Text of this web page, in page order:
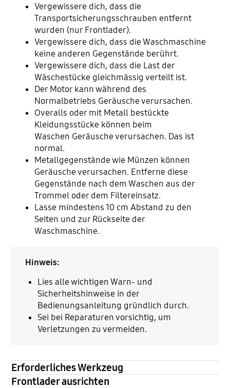
Vergewissere dich, dass die
Transportsicherungsschrauben entfernt
wurden (nur Frontlader).
Vergewissere dich, dass die Waschmaschine
keine anderen Gegenstände berührt.
Vergewissere dich, dass die Last der
Wäschestücke gleichmässig verteilt ist.
Der Motor kann während des
Normalbetriebs Geräusche verursachen.
Overalls oder mit Metall bestückte
Kleidungsstücke können beim
Waschen Geräusche verursachen. Das ist
normal.
Metallgegenstände wie Münzen können
Geräusche verursachen. Entferne diese
Gegenstände nach dem Waschen aus der
Trommel oder dem Filtereinsatz.
Lasse mindestens 10 cm Abstand zu den
Seiten und zur Rückseite der
Waschmaschine.
Hinweis:
Lies alle wichtigen Warn- und
Sicherheitshinweise in der
Bedienungsanleitung gründlich durch.
Sei bei Reparaturen vorsichtig, um
Verletzungen zu vermeiden.
Erforderliches Werkzeug
Frontlader ausrichten